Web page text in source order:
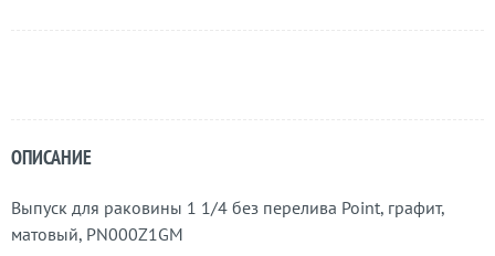
ОПИСАНИЕ
Выпуск для раковины 1 1/4 без перелива Point, графит,
матовый, PN000Z1GM